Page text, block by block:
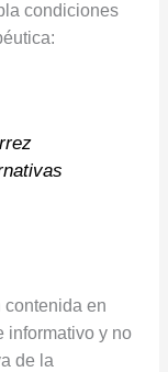
condiciones
contenida en
informativo y no
de la